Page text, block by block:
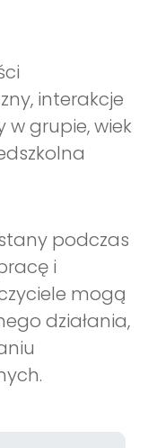
interakcje
w grupie, wiek
podczas
i
mogą
działania,